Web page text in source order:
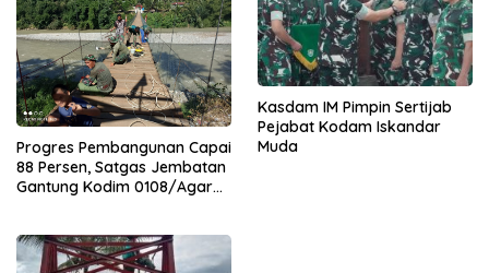
Progres Pembangunan Capai
88 Persen, Satgas Jembatan
Gantung Kodim 0108/Agara
Kasdam IM Pimpin Sertijab
Pejabat Kodam Iskandar
Muda